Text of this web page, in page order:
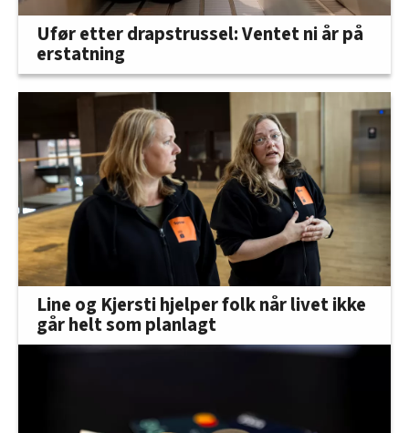
Ufør etter drapstrussel: Ventet ni år på
erstatning
Line og Kjersti hjelper folk når livet ikke
går helt som planlagt